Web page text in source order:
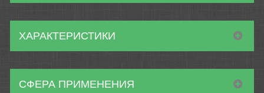
ХАРАКТЕРИСТИКИ
СФЕРА ПРИМЕНЕНИЯ